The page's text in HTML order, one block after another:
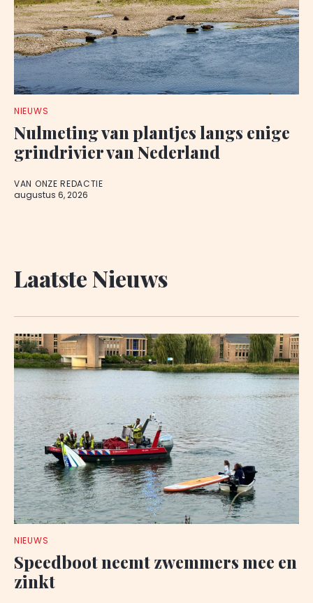
NIEUWS
Nulmeting van plantjes langs enige
grindrivier van Nederland
VAN ONZE REDACTIE
augustus 6, 2026
Laatste Nieuws
NIEUWS
Speedboot neemt zwemmers mee en
zinkt